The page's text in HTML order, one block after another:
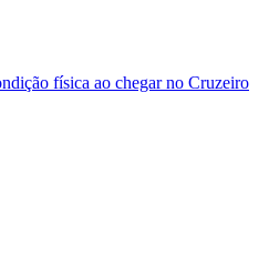
física ao chegar no Cruzeiro